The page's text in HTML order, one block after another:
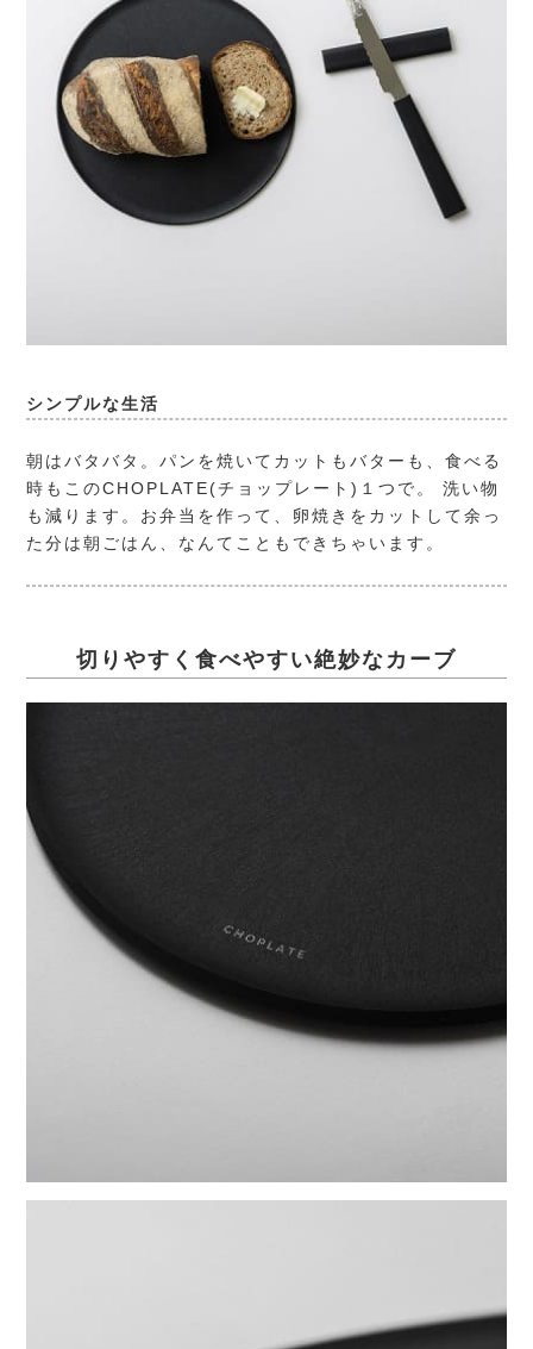
シンプルな生活
朝はバタバタ。パンを焼いてカットもバターも、食べる
時もこのCHOPLATE(チョップレート)１つで。 洗い物
も減ります。お弁当を作って、卵焼きをカットして余っ
た分は朝ごはん、なんてこともできちゃいます。
切りやすく食べやすい絶妙なカーブ